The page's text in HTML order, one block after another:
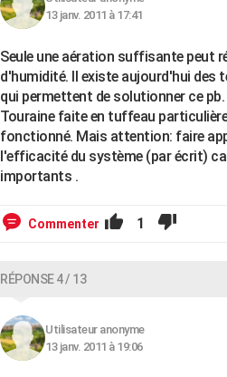
13 janv. 2011 à 17:41
Seule une aération suffisante peut
d'humidité. Il existe aujourd'hui des
qui permettent de solutionner ce
Touraine faite en tuffeau
fonctionné. Mais attention: faire
l'efficacité du système (par écrit)
importants .
Commenter 1
RÉPONSE 4 / 13
Utilisateur anonyme
13 janv. 2011 à 19:06